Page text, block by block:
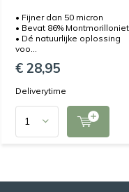
• Fijner dan 50 micron
• Bevat 86% Montmorilloniet
• Dé natuurlijke oplossing
voo...
€ 28,95
Deliverytime